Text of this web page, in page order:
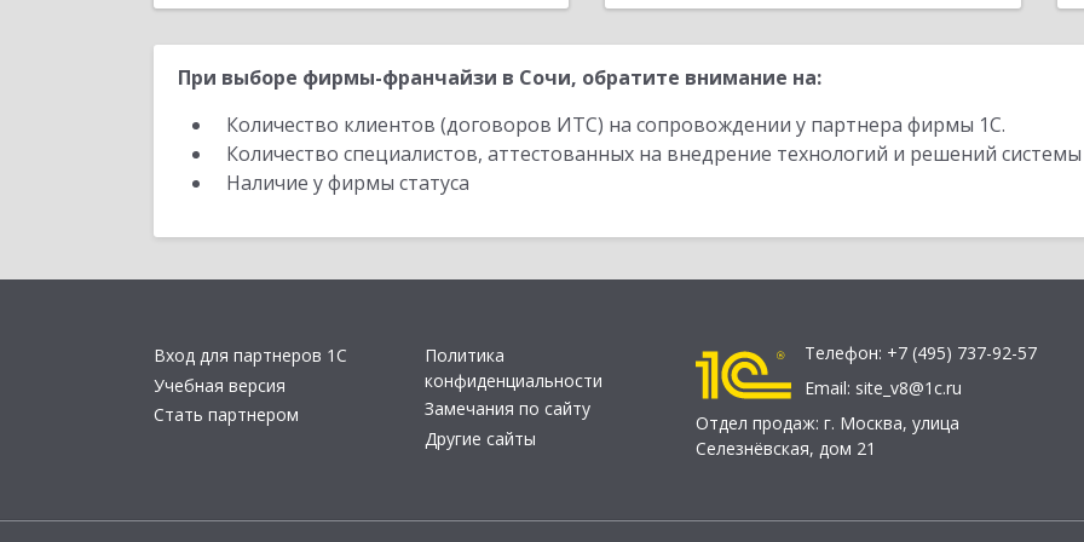
При выборе фирмы-франчайзи в Сочи, обратите внимание на:
Количество клиентов (договоров ИТС) на сопровождении у партнера фирмы 1С.
Количество специалистов, аттестованных на внедрение технологий и решений
Наличие у фирмы статуса
Вход для партнеров 1С
Учебная версия
Стать партнером
Политика
конфиденциальности
Замечания по сайту
Другие сайты
Телефон: +7 (495) 737-92-57
Email: site_v8@1c.ru
Отдел продаж: г. Москва, улица
Селезнёвская, дом 21